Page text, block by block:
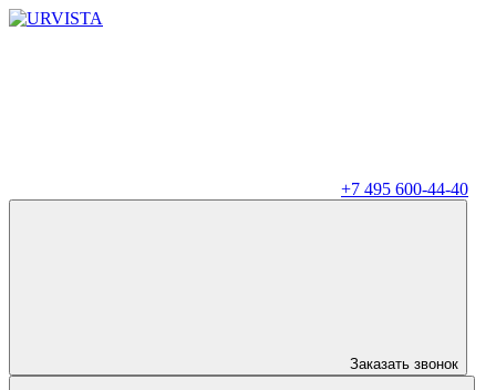
+7 495 600-44-40
Заказать звонок